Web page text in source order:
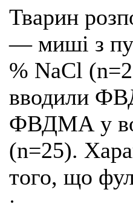
Тварин
— миші з
% NaCl
вводили
ФВДМА у
(n=25).
того, що